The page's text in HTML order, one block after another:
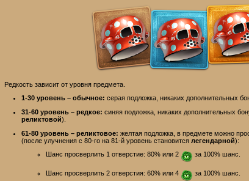
Редкость зависит от уровня предмета.
1-30 уровень – обычное: серая подложка, никаких дополнительных
31-60 уровень – редкое: синяя подложка, никаких дополнительных
реликтовой).
61-80 уровень – реликтовое: желтая подложка, в предмете можно
(после улучнения с 80-го на 81-й уровень становится легендарной):
Шанс просверлить 1 отверстие: 80% или 2
за 100% шанс.
Шанс просверлить 2 отверстия: 60% или 4 за 100% шанс.